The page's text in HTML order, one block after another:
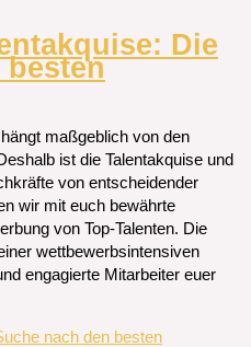
Die
besten
maßgeblich von den
ist die Talentakquise und
von entscheidender
wir mit euch bewährte
von Top-Talenten. Die
wettbewerbsintensiven
engagierte Mitarbeiter euer
nach den besten